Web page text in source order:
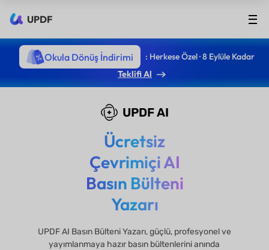
UPDF
Okula Dönüş İndirimi
: Herkese Özel · 8 Eylüle Kadar
Teklifi Al
UPDF AI
Ücretsiz
Çevrimiçi AI
Basın Bülteni
Yazarı
UPDF AI Basın Bülteni Yazarı, güçlü, profesyonel ve
yayımlanmaya hazır basın bültenlerini anında